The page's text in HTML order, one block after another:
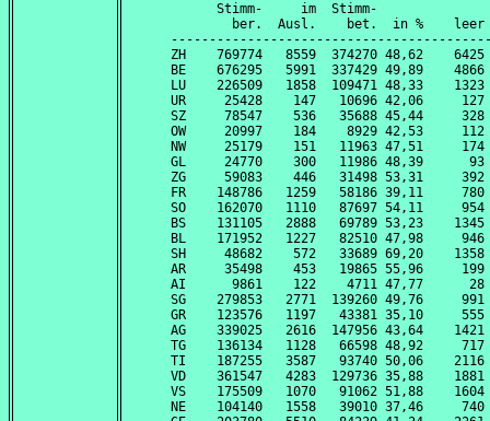
Stimm-     im  Stimm-
ber.  Ausl.    bet.  in %
ZH    769774   8559  374270 48,62
BE    676295   5991  337429 49,89
LU    226509   1858  109471 48,33
UR     25428    147   10696 42,06
SZ     78547    536   35688 45,44
OW     20997    184    8929 42,53
NW     25179    151   11963 47,51
GL     24770    300   11986 48,39
ZG     59083    446   31498 53,31
FR    148786   1259   58186 39,11
SO    162070   1110   87697 54,11
BS    131105   2888   69789 53,23
BL    171952   1227   82510 47,98
SH     48682    572   33689 69,20
AR     35498    453   19865 55,96
AI      9861    122    4711 47,77
SG    279853   2771  139260 49,76
GR    123576   1197   43381 35,10
AG    339025   2616  147956 43,64
TG    136134   1128   66598 48,92
TI    187255   3587   93740 50,06
VD    361547   4283  129736 35,88
VS    175509   1070   91062 51,88
NE    104140   1558   39010 37,46